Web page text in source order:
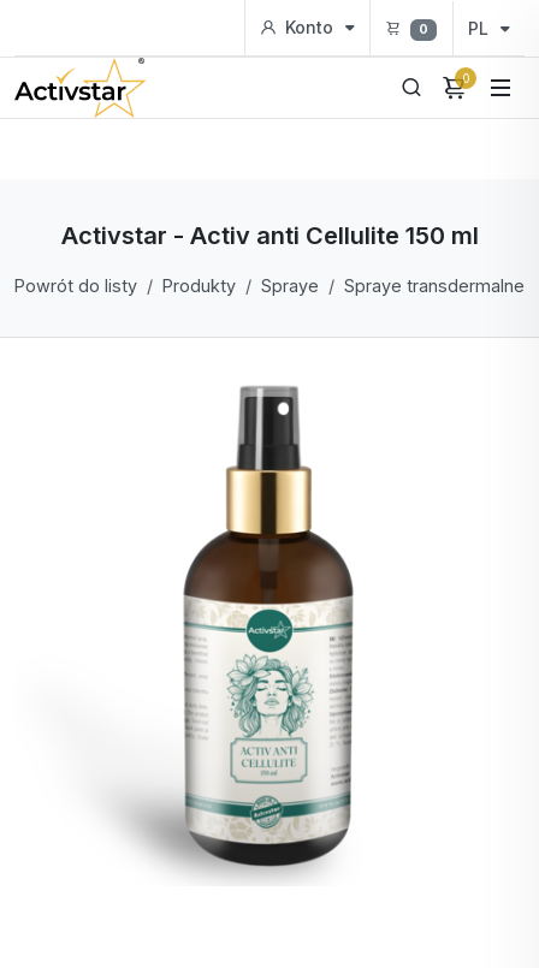
Konto 0 PL
0
Activstar - Activ anti Cellulite 150 ml
Powrót do listy Produkty Spraye Spraye transdermalne